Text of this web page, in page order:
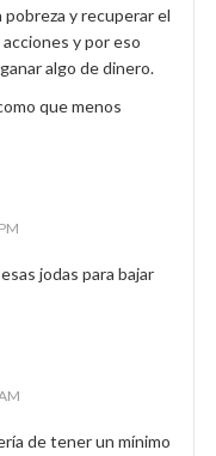
pobreza y recuperar el
y por eso
algo de dinero.
que menos
jodas para bajar
de tener un mínimo